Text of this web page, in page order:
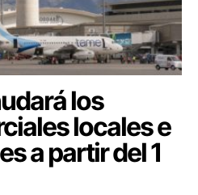
los
locales e
a partir del 1